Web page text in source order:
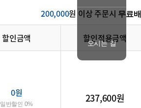
200,000원 이상 주문시 무료
할인금액 할인적용금액
0원
일반할인 0% 237,600원
오시는 길